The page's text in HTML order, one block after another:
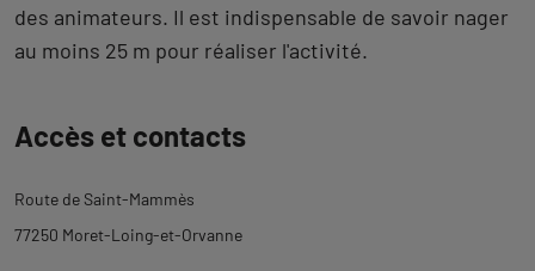
des animateurs. Il est indispensable de savoir nager
au moins 25 m pour réaliser l'activité.
àAccès et contacts
Route de Saint-Mammès
77250 Moret-Loing-et-Orvanne